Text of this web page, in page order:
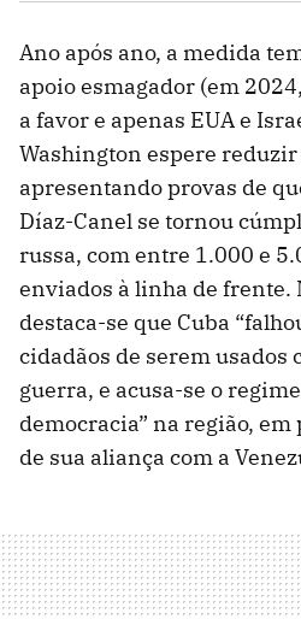
Ano após ano, a medida
apoio esmagador (em
a favor e apenas EUA e
Washington espere
apresentando provas de
Díaz-Canel se tornou
russa, com entre 1.000 e
enviados à linha de frente.
destaca-se que Cuba
cidadãos de serem usados
guerra, e acusa-se o
democracia” na região,
de sua aliança com a